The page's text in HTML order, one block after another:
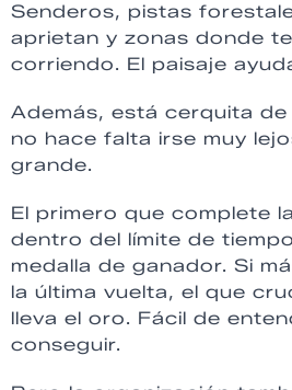
Senderos, pistas
aprietan y zonas donde
corriendo. El paisaje
Además, está cerquita de
no hace falta irse muy
grande.
El primero que complete
dentro del límite de
medalla de ganador. Si
la última vuelta, el que
lleva el oro. Fácil de
conseguir.